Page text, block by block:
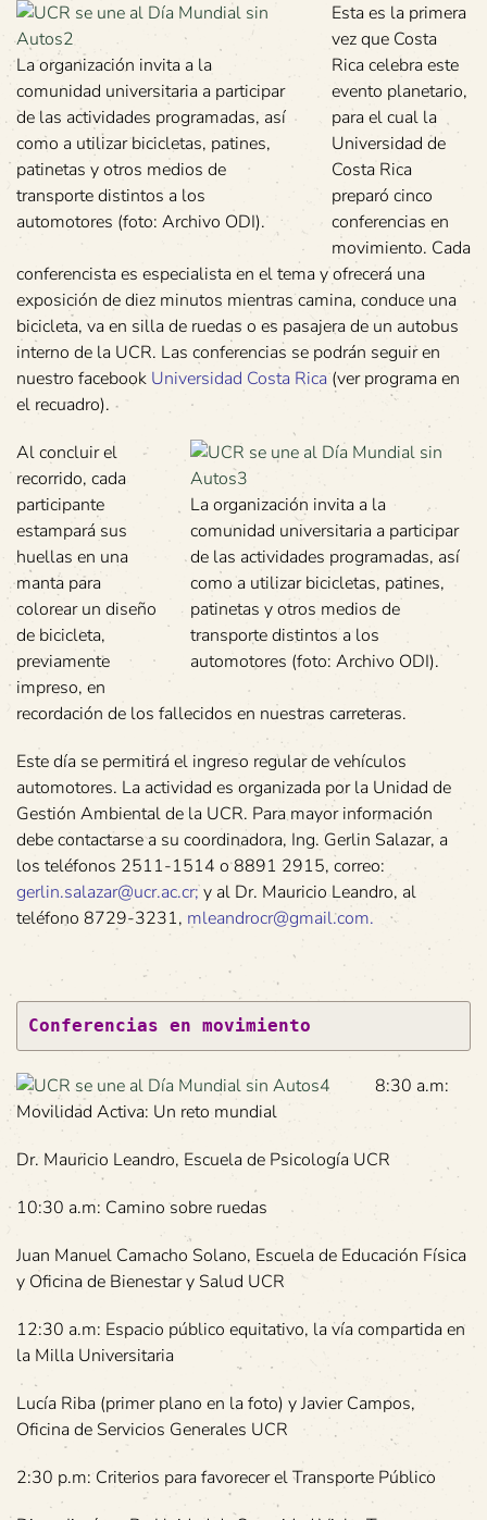
La organización invita a la
comunidad universitaria a participar
de las actividades programadas, así
como a utilizar bicicletas, patines,
patinetas y otros medios de
transporte distintos a los
automotores (foto: Archivo ODI).
Esta es la primera
vez que Costa
Rica celebra este
evento planetario,
para el cual la
Universidad de
Costa Rica
preparó cinco
conferencias en
movimiento. Cada
conferencista es especialista en el tema y ofrecerá una
exposición de diez minutos mientras camina, conduce una
bicicleta, va en silla de ruedas o es pasajera de un autobus
interno de la UCR. Las conferencias se podrán seguir en
nuestro facebook Universidad Costa Rica (ver programa en
el recuadro).
La organización invita a la
comunidad universitaria a participar
de las actividades programadas, así
como a utilizar bicicletas, patines,
patinetas y otros medios de
transporte distintos a los
automotores (foto: Archivo ODI).
Al concluir el
recorrido, cada
participante
estampará sus
huellas en una
manta para
colorear un diseño
de bicicleta,
previamente
impreso, en
recordación de los fallecidos en nuestras carreteras.
Este día se permitirá el ingreso regular de vehículos
automotores. La actividad es organizada por la Unidad de
Gestión Ambiental de la UCR. Para mayor información
debe contactarse a su coordinadora, Ing. Gerlin Salazar, a
los teléfonos 2511-1514 o 8891 2915, correo:
gerlin.salazar@ucr.ac.cr;y al Dr. Mauricio Leandro, al
teléfono 8729-3231, mleandrocr@gmail.com.
Conferencias en movimiento
8:30 a.m:
Movilidad Activa: Un reto mundial
Dr. Mauricio Leandro, Escuela de Psicología UCR
10:30 a.m: Camino sobre ruedas
Juan Manuel Camacho Solano, Escuela de Educación Física
y Oficina de Bienestar y Salud UCR
12:30 a.m: Espacio público equitativo, la vía compartida en
la Milla Universitaria
Lucía Riba (primer plano en la foto) y Javier Campos,
Oficina de Servicios Generales UCR
2:30 p.m: Criterios para favorecer el Transporte Público